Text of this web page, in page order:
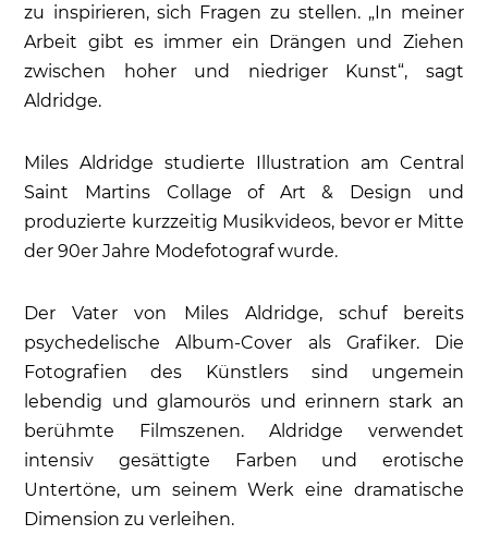
zu inspirieren, sich Fragen zu stellen. „In meiner
Arbeit gibt es immer ein Drängen und Ziehen
zwischen hoher und niedriger Kunst“, sagt
Aldridge.
Miles Aldridge studierte Illustration am Central
Saint Martins Collage of Art & Design und
produzierte kurzzeitig Musikvideos, bevor er Mitte
der 90er Jahre Modefotograf wurde.
Der Vater von Miles Aldridge, schuf bereits
psychedelische Album-Cover als Grafiker. Die
Fotografien des Künstlers sind ungemein
lebendig und glamourös und erinnern stark an
berühmte Filmszenen. Aldridge verwendet
intensiv gesättigte Farben und erotische
Untertöne, um seinem Werk eine dramatische
Dimension zu verleihen.